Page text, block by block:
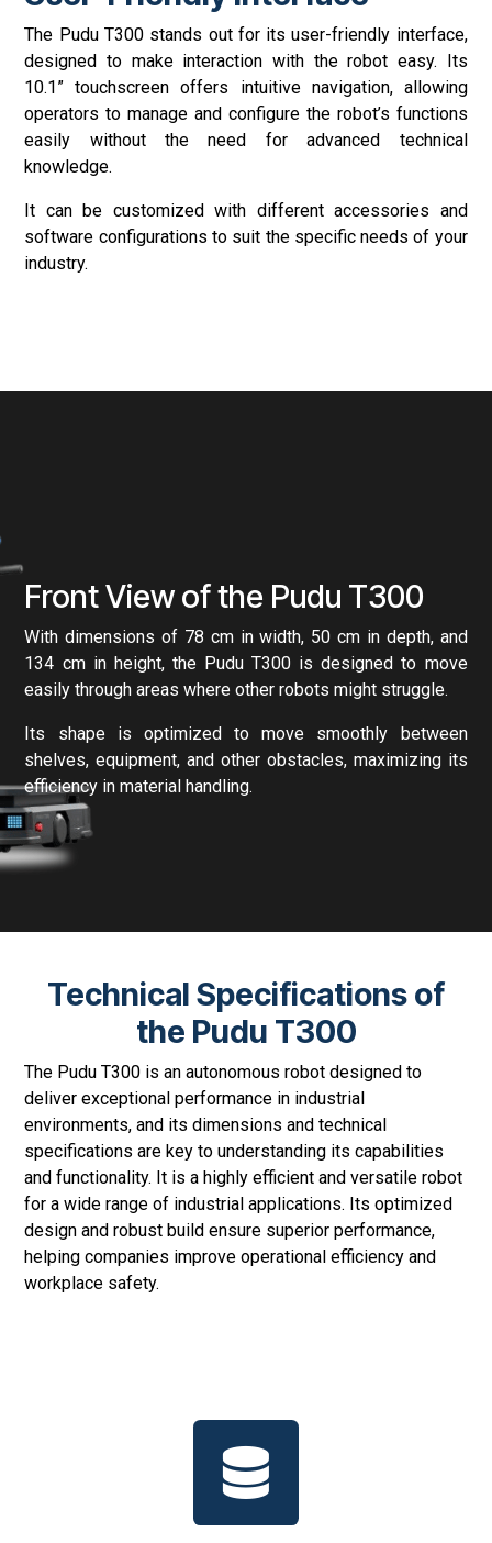
The Pudu T300 stands out for its user-friendly interface,
designed to make interaction with the robot easy. Its
10.1” touchscreen offers intuitive navigation, allowing
operators to manage and configure the robot’s functions
easily without the need for advanced technical
knowledge.
It can be customized with different accessories and
software configurations to suit the specific needs of your
industry.
Front View of the Pudu T300
With dimensions of 78 cm in width, 50 cm in depth, and
134 cm in height, the Pudu T300 is designed to move
easily through areas where other robots might struggle.
Its shape is optimized to move smoothly between
shelves, equipment, and other obstacles, maximizing its
efficiency in material handling.
Technical Specifications of
the Pudu T300
The Pudu T300 is an autonomous robot designed to
deliver exceptional performance in industrial
environments, and its dimensions and technical
specifications are key to understanding its capabilities
and functionality. It is a highly efficient and versatile robot
for a wide range of industrial applications. Its optimized
design and robust build ensure superior performance,
helping companies improve operational efficiency and
workplace safety.